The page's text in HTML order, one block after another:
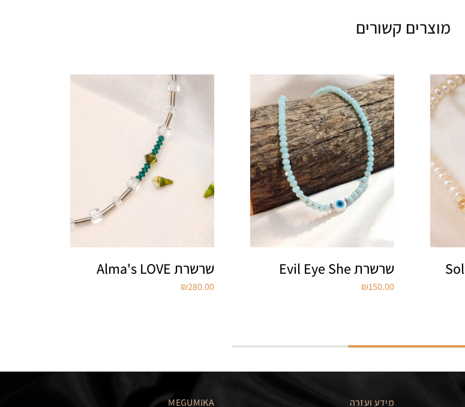
מוצרים קשורים
שרשרת Evil Eye She
₪150.00
שרשרת Alma's LOVE
₪280.00
מידע ועזרה MEGUMIKA